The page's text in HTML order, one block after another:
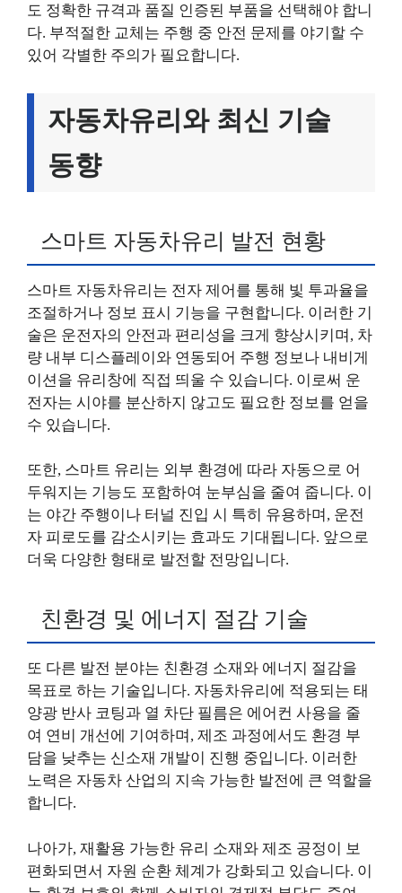
도 정확한 규격과 품질 인증된 부품을 선택해야 합니
다. 부적절한 교체는 주행 중 안전 문제를 야기할 수
있어 각별한 주의가 필요합니다.
자동차유리와 최신 기술
동향
스마트 자동차유리 발전 현황
스마트 자동차유리는 전자 제어를 통해 빛 투과율을
조절하거나 정보 표시 기능을 구현합니다. 이러한 기
술은 운전자의 안전과 편리성을 크게 향상시키며, 차
량 내부 디스플레이와 연동되어 주행 정보나 내비게
이션을 유리창에 직접 띄울 수 있습니다. 이로써 운
전자는 시야를 분산하지 않고도 필요한 정보를 얻을
수 있습니다.
또한, 스마트 유리는 외부 환경에 따라 자동으로 어
두워지는 기능도 포함하여 눈부심을 줄여 줍니다. 이
는 야간 주행이나 터널 진입 시 특히 유용하며, 운전
자 피로도를 감소시키는 효과도 기대됩니다. 앞으로
더욱 다양한 형태로 발전할 전망입니다.
친환경 및 에너지 절감 기술
또 다른 발전 분야는 친환경 소재와 에너지 절감을
목표로 하는 기술입니다. 자동차유리에 적용되는 태
양광 반사 코팅과 열 차단 필름은 에어컨 사용을 줄
여 연비 개선에 기여하며, 제조 과정에서도 환경 부
담을 낮추는 신소재 개발이 진행 중입니다. 이러한
노력은 자동차 산업의 지속 가능한 발전에 큰 역할을
합니다.
나아가, 재활용 가능한 유리 소재와 제조 공정이 보
편화되면서 자원 순환 체계가 강화되고 있습니다. 이